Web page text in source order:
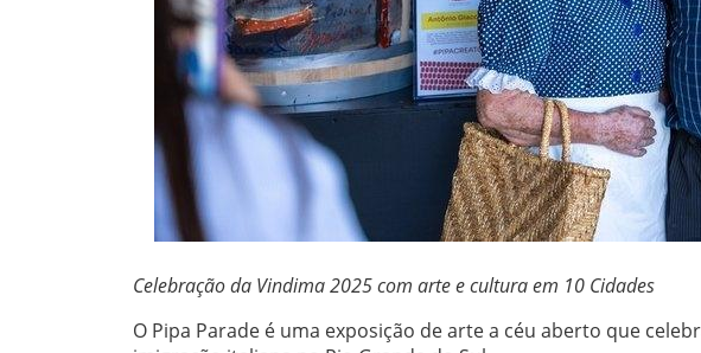
Celebração da Vindima 2025 com arte e cultura em 10 Cidades
O Pipa Parade é uma exposição de arte a céu aberto que